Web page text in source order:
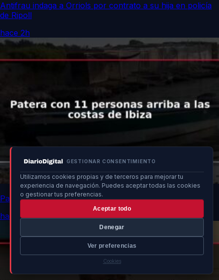
GESTIONAR CONSENTIMIENTO
Utilizamos cookies propias y de terceros para mejorar tu
experiencia de navegación. Puedes aceptar todas las cookies
o gestionar tus preferencias.
Aceptar todo
Denegar
Ver preferencias
Cookies
Antifrau indaga a Orriols por contrato a su hija en policía
de Ripoll
hace 2h
Patera con 11 personas arriba a las costas de Ibiza
hace 2h